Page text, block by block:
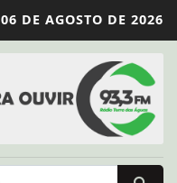
06 DE AGOSTO DE 2026